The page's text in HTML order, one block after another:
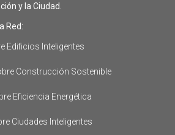
y la Ciudad.
Red:
Edificios Inteligentes
Construcción Sostenible
Eficiencia Energética
Ciudades Inteligentes